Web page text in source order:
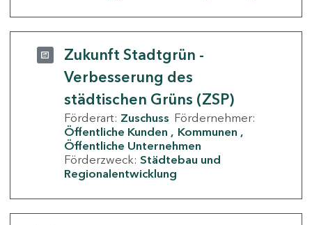
Zukunft Stadtgrün -
Verbesserung des
städtischen Grüns (ZSP)
Förderart: Zuschuss Fördernehmer:
Öffentliche Kunden
Kommunen
Öffentliche Unternehmen
Förderzweck: Städtebau und
Regionalentwicklung